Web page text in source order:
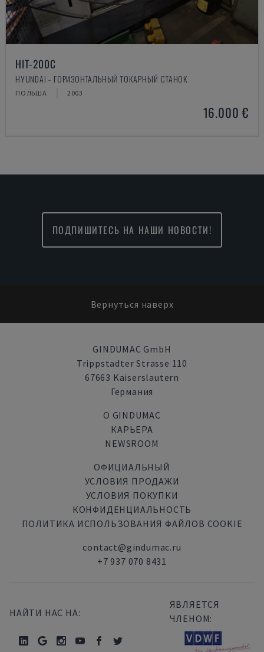
HIT-200C
HYUNDAI - ГОРИЗОНТАЛЬНЫЙ ТОКАРНЫЙ СТАНОК
ПОЛЬША 2003
16.000 €
ПОДПИШИТЕСЬ НА НАШИ НОВОСТИ!
Вернуться наверх
GINDUMAC GmbH
Trippstadter Strasse 110
67663 Kaiserslautern
Германия
О GINDUMAC
КАРЬЕРА
NEWSROOM
ОФИЦИАЛЬНЫЙ
УСЛОВИЯ ПРОДАЖИ
УСЛОВИЯ ПОКУПКИ
КОНФИДЕНЦИАЛЬНОСТЬ
ПОЛИТИКА ИСПОЛЬЗОВАНИЯ ФАЙЛОВ COOKIE
contact@gindumac.ru
+7 937 070 8431
НАЙТИ НАС НА:
ЯВЛЯЕТСЯ
ЧЛЕНОМ: